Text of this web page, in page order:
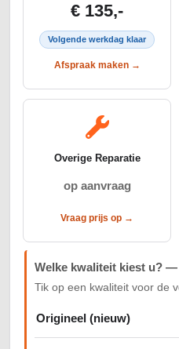
€ 135,-
Volgende werkdag klaar
Afspraak maken →
Overige Reparatie
op aanvraag
Vraag prijs op →
Welke kwaliteit kiest u? —
Tik op een kwaliteit voor de
Origineel (nieuw)